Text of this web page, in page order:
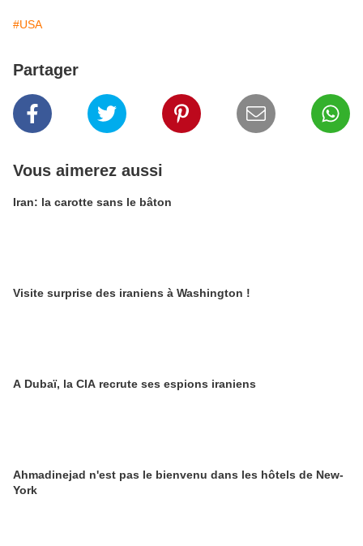
#USA
Partager
Vous aimerez aussi
Iran: la carotte sans le bâton
Visite surprise des iraniens à Washington !
A Dubaï, la CIA recrute ses espions iraniens
Ahmadinejad n'est pas le bienvenu dans les hôtels de New-
York